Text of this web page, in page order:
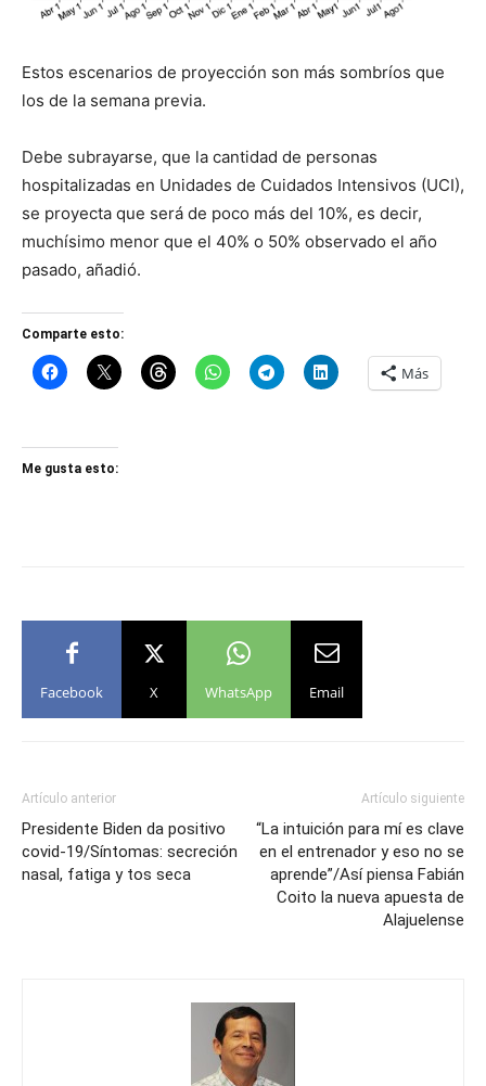
Estos escenarios de proyección son más sombríos que
los de la semana previa.
Debe subrayarse, que la cantidad de personas
hospitalizadas en Unidades de Cuidados Intensivos (UCI),
se proyecta que será de poco más del 10%, es decir,
muchísimo menor que el 40% o 50% observado el año
pasado, añadió.
Comparte esto:
Más
Me gusta esto:
Facebook X WhatsApp Email
Artículo anterior
Presidente Biden da positivo
covid-19/Síntomas: secreción
nasal, fatiga y tos seca
Artículo siguiente
“La intuición para mí es clave
en el entrenador y eso no se
aprende”/Así piensa Fabián
Coito la nueva apuesta de
Alajuelense